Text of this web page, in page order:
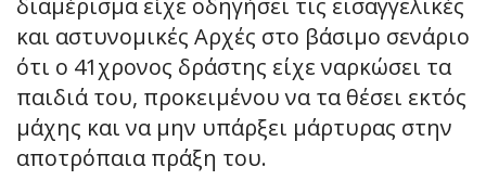
και αστυνομικές Αρχές στο βάσιμο σενάριο
ότι ο 41χρονος δράστης είχε ναρκώσει τα
παιδιά του, προκειμένου να τα θέσει εκτός
μάχης και να μην υπάρξει μάρτυρας στην
αποτρόπαια πράξη του.